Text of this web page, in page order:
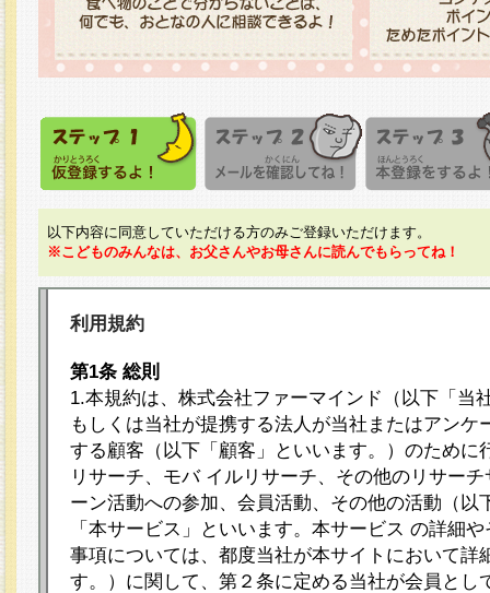
以下内容に同意していただける方のみご登録いただけます。
※こどものみんなは、お父さんやお母さんに読んでもらってね！
利用規約
第1条 総則
1.本規約は、株式会社ファーマインド（以下「当
もしくは当社が提携する法人が当社またはアンケ
する顧客（以下「顧客」といいます。）のために
リサーチ、モバ イルリサーチ、その他のリサー
ーン活動への参加、会員活動、その他の活動（以
「本サービス」といいます。本サービス の詳細
事項については、都度当社が本サイトにおいて詳
す。）に関して、第２条に定める当社が会員とし